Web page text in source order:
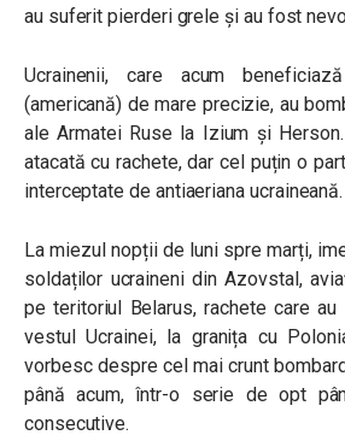
au suferit pierderi grele și au fost
Ucrainenii, care acum
(americană) de mare precizie, au
ale Armatei Ruse la Izium și
atacată cu rachete, dar cel puțin o
interceptate de antiaeriana ucraineană.
La miezul nopții de luni spre marți,
soldaților ucraineni din Azovstal,
pe teritoriul Belarus, rachete care
vestul Ucrainei, la granița cu
vorbesc despre cel mai crunt
până acum, într-o serie de opt
consecutive.